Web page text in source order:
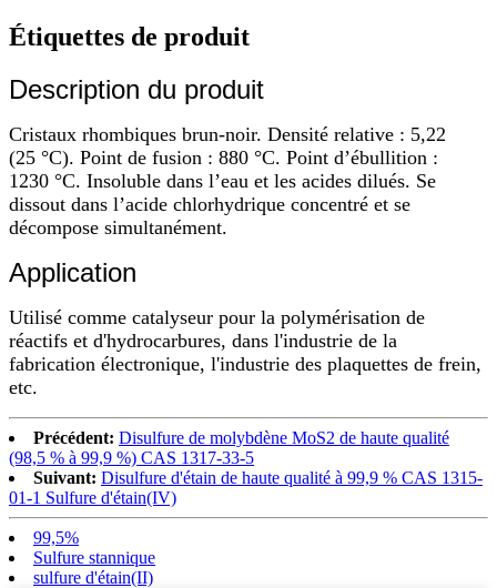
Étiquettes de produit
Description du produit
Cristaux rhombiques brun-noir. Densité relative : 5,22
(25 °C). Point de fusion : 880 °C. Point d’ébullition :
1230 °C. Insoluble dans l’eau et les acides dilués. Se
dissout dans l’acide chlorhydrique concentré et se
décompose simultanément.
Application
Utilisé comme catalyseur pour la polymérisation de
réactifs et d'hydrocarbures, dans l'industrie de la
fabrication électronique, l'industrie des plaquettes de frein,
etc.
Précédent: Disulfure de molybdène MoS2 de haute qualité
(98,5 % à 99,9 %) CAS 1317-33-5
Suivant: Disulfure d'étain de haute qualité à 99,9 % CAS 1315-
01-1 Sulfure d'étain(IV)
99,5%
Sulfure stannique
sulfure d'étain(II)